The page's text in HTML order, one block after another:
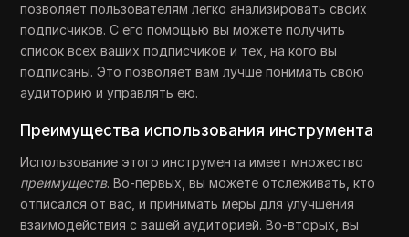
позволяет пользователям легко анализировать своих
подписчиков. С его помощью вы можете получить
список всех ваших подписчиков и тех, на кого вы
подписаны. Это позволяет вам лучше понимать свою
аудиторию и управлять ею.
Преимущества использования инструмента
Использование этого инструмента имеет множество
преимуществ. Во-первых, вы можете отслеживать, кто
отписался от вас, и принимать меры для улучшения
взаимодействия с вашей аудиторией. Во-вторых, вы